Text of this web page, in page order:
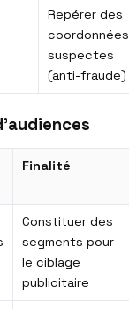
Repérer des
coordonnées
suspectes
(anti-fraude)
Finalité
Constituer des
segments pour
le ciblage
publicitaire